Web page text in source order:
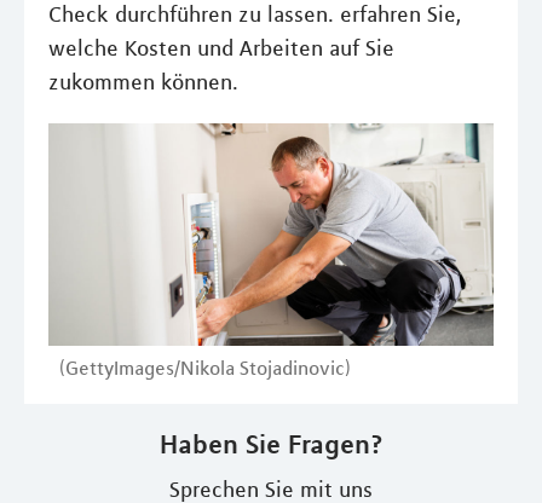
Check durchführen zu lassen. erfahren Sie,
welche Kosten und Arbeiten auf Sie
zukommen können.
(GettyImages/Nikola Stojadinovic)
Haben Sie Fragen?
Sprechen Sie mit uns